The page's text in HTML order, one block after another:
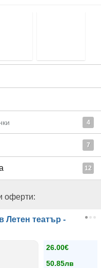
4
7
12
оферти:
Летен театър -
26.00€
50.85лв